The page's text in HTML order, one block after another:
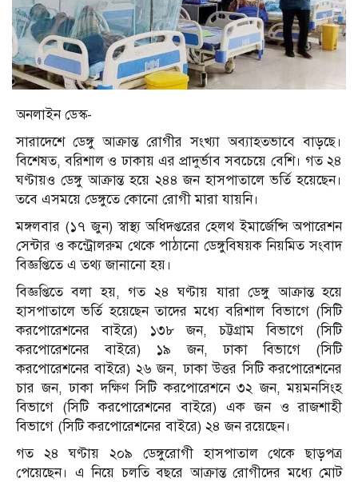
অনলাইন ডেস্ক-
সারাদেশে ডেঙ্গু আক্রান্ত রোগীর সংখ্যা অব্যাহতভাবে বাড়ছে।
বিশেষত, বরিশাল ও ঢাকায় এর প্রাদুর্ভাব সবচেয়ে বেশি। গত ২৪
ঘণ্টায়ও ডেঙ্গু আক্রান্ত হয়ে ২৪৪ জন হাসপাতালে ভর্তি হয়েছেন।
তবে এসময়ে ডেঙ্গুতে কোনো রোগী মারা যায়নি।
মঙ্গলবার (১৭ জুন) স্বাস্থ্য অধিদপ্তরের হেলথ ইমার্জেন্সি অপারেশন
সেন্টার ও কন্ট্রোলরুম থেকে পাঠানো ডেঙ্গুবিষয়ক নিয়মিত সংবাদ
বিজ্ঞপ্তিতে এ তথ্য জানানো হয়।
বিজ্ঞপ্তিতে বলা হয়, গত ২৪ ঘণ্টায় যারা ডেঙ্গু আক্রান্ত হয়ে
হাসপাতালে ভর্তি হয়েছেন তাদের মধ্যে বরিশাল বিভাগে (সিটি
করপোরেশনের বাইরে) ১৩৮ জন, চট্টগ্রাম বিভাগে (সিটি
করপোরেশনের বাইরে) ১৯ জন, ঢাকা বিভাগে (সিটি
করপোরেশনের বাইরে) ২৬ জন, ঢাকা উত্তর সিটি করপোরেশনের
চার জন, ঢাকা দক্ষিণ সিটি করপোরেশনে ৩২ জন, ময়মনসিংহ
বিভাগে (সিটি করপোরেশনের বাইরে) এক জন ও রাজশাহী
বিভাগে (সিটি করপোরেশনের বাইরে) ২৪ জন রয়েছেন।
গত ২৪ ঘণ্টায় ২০৯ ডেঙ্গুরোগী হাসপাতাল থেকে ছাড়পত্র
পেয়েছেন। এ নিয়ে চলতি বছরে আক্রান্ত রোগীদের মধ্যে মোট